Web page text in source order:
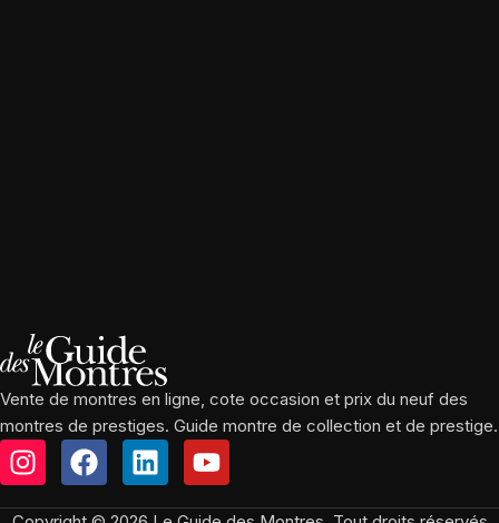
Vente de montres en ligne, cote occasion et prix du neuf des
montres de prestiges. Guide montre de collection et de prestige.